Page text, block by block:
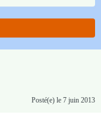
Posté(e) le 7 juin 2013